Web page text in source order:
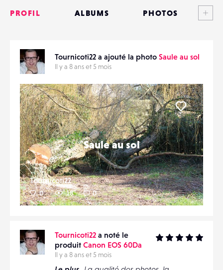
VOTRE
PARTAGER
PROFIL ALBUMS PHOTOS
MATÉRIELS
CONTACTS
ÉVÉNEMENTS
FAVORIS
Tournicoti22 a ajouté la photo Saule au sol
Il y a 8 ans et 5 mois
Saule au sol
Tournicoti22
0 18 0
Liker
Tournicoti22 a noté le
produit Canon EOS 60Da
Il y a 8 ans et 5 mois